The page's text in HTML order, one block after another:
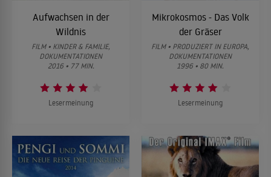
Aufwachsen in der
Wildnis
FILM • KINDER & FAMILIE,
DOKUMENTATIONEN
2016 • 77 MIN.
Lesermeinung
Mikrokosmos - Das Volk
der Gräser
FILM • PRODUZIERT IN EUROPA,
DOKUMENTATIONEN
1996 • 80 MIN.
Lesermeinung